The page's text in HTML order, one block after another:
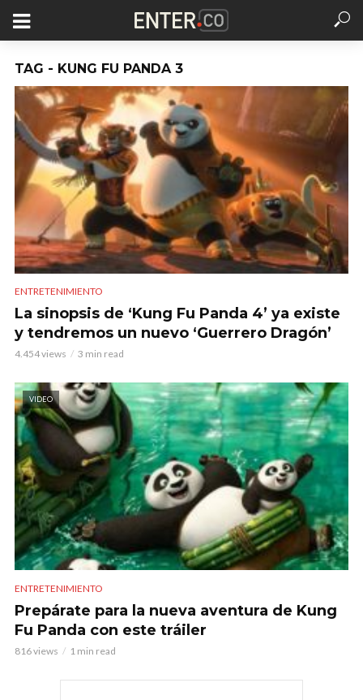
TAG - KUNG FU PANDA 3
ENTRETENIMIENTO
La sinopsis de ‘Kung Fu Panda 4’ ya existe
y tendremos un nuevo ‘Guerrero Dragón’
4.454 views 3 min read
VIDEO
ENTRETENIMIENTO
Prepárate para la nueva aventura de Kung
Fu Panda con este tráiler
816 views 1 min read